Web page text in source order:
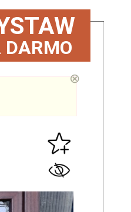
DARMO
⊗